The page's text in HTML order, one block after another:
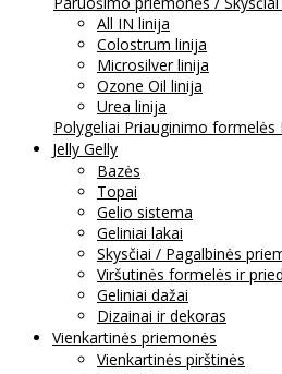
All IN linija
Colostrum linija
Microsilver linija
Ozone Oil linija
Urea linija
Polygeliai Priauginimo formelės
Jelly Gelly
Bazės
Topai
Gelio sistema
Geliniai lakai
Skysčiai / Pagalbinės
Viršutinės formelės ir
Geliniai dažai
Dizainai ir dekoras
Vienkartinės priemonės
Vienkartinės pirštinės